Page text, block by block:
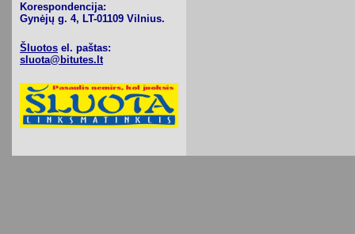
Korespondencija:
Gynėjų g. 4, LT-01109 Vilnius.
Šluotos el. paštas:
sluota@bitutes.lt